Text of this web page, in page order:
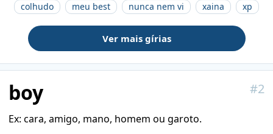
colhudo
meu best nunca nem vi xaina xp
Ver mais gírias
#2
boy
Ex: cara, amigo, mano, homem ou garoto.